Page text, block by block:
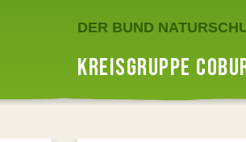
DER BUND
KREISGRUPPE